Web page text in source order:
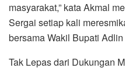
masyarakat,” kata Akmal
Sergai setiap kali
bersama Wakil Bupati
Tak Lepas dari Dukungan